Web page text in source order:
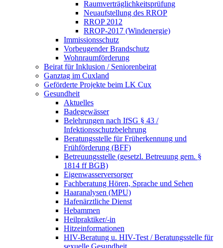
Raumverträglichkeitsprüfung
Neuaufstellung des RROP
RROP 2012
RROP-2017 (Windenergie)
Immissionsschutz
Vorbeugender Brandschutz
Wohnraumförderung
Beirat für Inklusion / Seniorenbeirat
Ganztag im Cuxland
Geförderte Projekte beim LK Cux
Gesundheit
Aktuelles
Badegewässer
Belehrungen nach IfSG § 43 /
Infektionsschutzbelehrung
Beratungsstelle für Früherkennung und
Frühförderung (BFF)
Betreuungsstelle (gesetzl. Betreuung gem. §
1814 ff BGB)
Eigenwasserversorger
Fachberatung Hören, Sprache und Sehen
Haaranalysen (MPU)
Hafenärztliche Dienst
Hebammen
Heilpraktiker/-in
Hitzeinformationen
HIV-Beratung u. HIV-Test / Beratungsstelle für
sexuelle Gesundheit